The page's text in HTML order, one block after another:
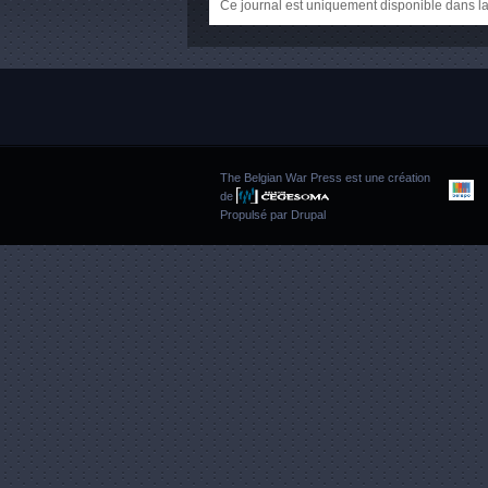
Ce journal est uniquement disponible dans
The Belgian War Press est une création
de
Propulsé par Drupal